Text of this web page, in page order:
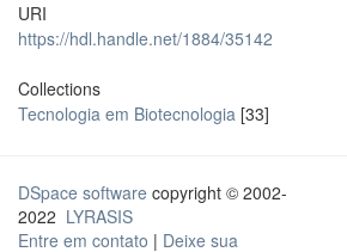
URI
https://hdl.handle.net/1884/35142
Collections
Tecnologia em Biotecnologia [33]
DSpace software copyright © 2002-
2022 LYRASIS
Entre em contato | Deixe sua